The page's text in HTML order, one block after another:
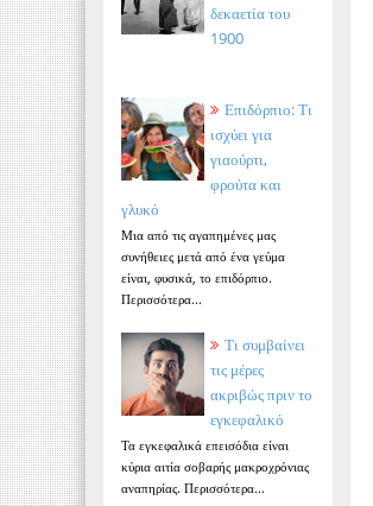
δεκαετία του
1900
Επιδόρπιο: Τι
ισχύει για
γιαούρτι,
φρούτα και
γλυκό
Μια από τις αγαπημένες μας
συνήθειες μετά από ένα γεύμα
είναι, φυσικά, το επιδόρπιο.
Περισσότερα...
Τι συμβαίνει
τις μέρες
ακριβώς πριν το
εγκεφαλικό
Τα εγκεφαλικά επεισόδια είναι
κύρια αιτία σοβαρής μακροχρόνιας
αναπηρίας. Περισσότερα...